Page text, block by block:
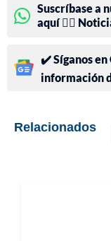
Suscríbase a
aquí 👉🏻
✔️ Síganos en
información
Relacionados